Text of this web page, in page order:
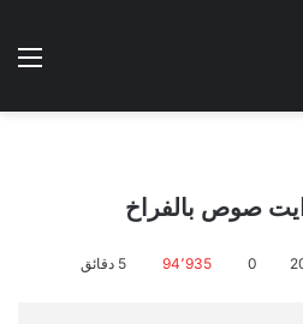
الوضع
صوص بالفراخ
0 94٬935